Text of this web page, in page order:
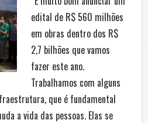
edital de R$ 560 milhões
em obras dentro dos R$
2,7 bilhões que vamos
fazer este ano.
Trabalhamos com alguns
que é fundamental
a vida das pessoas. Elas se